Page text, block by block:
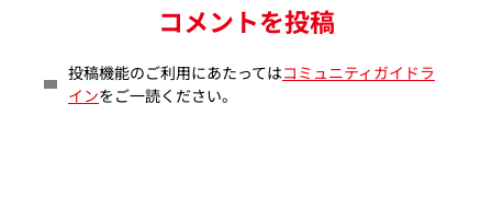
コメントを投稿
投稿機能のご利用にあたってはコミュニティガイドラ
インをご一読ください。